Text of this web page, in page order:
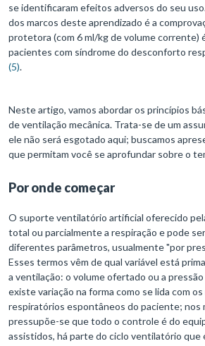
se identificaram efeitos adversos do seu
dos marcos deste aprendizado é a
protetora (com 6 ml/kg de volume corrente)
pacientes com síndrome do desconforto
(5).
Neste artigo, vamos abordar os princípios
de ventilação mecânica. Trata-se de um
ele não será esgotado aqui; buscamos
que permitam você se aprofundar sobre o
Por onde começar
O suporte ventilatório artificial oferecido
total ou parcialmente a respiração e pode
diferentes parâmetros, usualmente "por
Esses termos vêm de qual variável está
a ventilação: o volume ofertado ou a
existe variação na forma como se lida com
respiratórios espontâneos do paciente; nos
pressupõe-se que todo o controle é do
assistidos, há parte do ciclo ventilatório que